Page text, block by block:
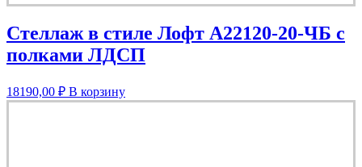
Стеллаж в стиле Лофт A22120-20-ЧБ с
полками ЛДСП
18190,00 ₽ В корзину